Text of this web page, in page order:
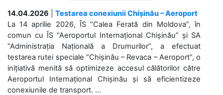
14.04.2026
Testarea conexiunii Chișinău – Aeroport
La 14 aprilie 2026, ÎS “Calea Ferată din Moldova”, în
comun cu ÎS “Aeroportul Internațional Chișinău” și SA
“Administrația Națională a Drumurilor”, a efectuat
testarea rutei speciale “Chișinău – Revaca – Aeroport”, o
inițiativă menită să optimizeze accesul călătorilor către
Aeroportul Internațional Chișinău și să eficientizeze
conexiunile de transport. ...